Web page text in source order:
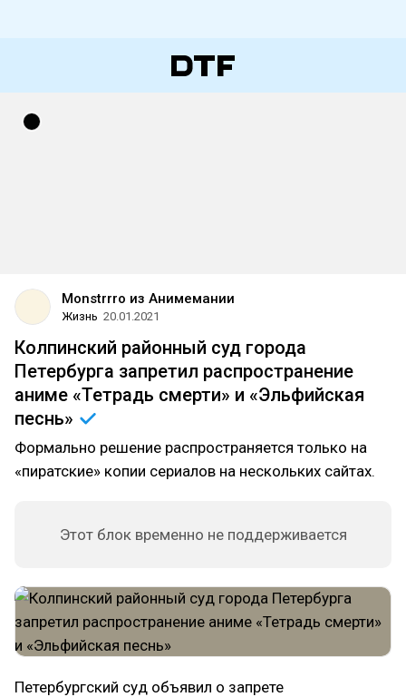
Monstrrro из Анимемании
Жизнь 20.01.2021
Колпинский районный суд города
Петербурга запретил распространение
аниме «Тетрадь смерти» и «Эльфийская
песнь»
Формально решение распространяется только на
«пиратские» копии сериалов на нескольких сайтах.
Этот блок временно не поддерживается
Петербургский суд объявил о запрете